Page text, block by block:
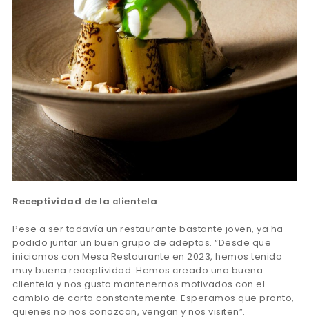
Receptividad de la clientela
Pese a ser todavía un restaurante bastante joven, ya ha
podido juntar un buen grupo de adeptos. “Desde que
iniciamos con Mesa Restaurante en 2023, hemos tenido
muy buena receptividad. Hemos creado una buena
clientela y nos gusta mantenernos motivados con el
cambio de carta constantemente. Esperamos que pronto,
quienes no nos conozcan, vengan y nos visiten”.